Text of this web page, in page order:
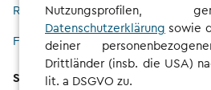
Research Group
Flotte
Support
Nutzungsprofilen,
Datenschutzerklärung sowie
deiner
Drittländer (insb. die USA)
lit. a DSGVO zu.